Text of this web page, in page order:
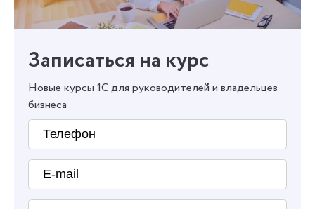
Записаться на курс
Новые курсы 1С для руководителей и владельцев
бизнеса